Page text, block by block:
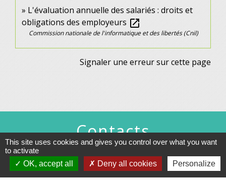
L'évaluation annuelle des salariés : droits et
obligations des employeurs open_in_new
Commission nationale de l'informatique et des libertés (Cnil)
Signaler une erreur sur cette page
Contacts
1 rue du Lavoir
25660 Gennes - FRANCE
+33 3 81 55 75 32
This site uses cookies and gives you control over what you want
to activate
OK, accept all
Deny all cookies Personalize